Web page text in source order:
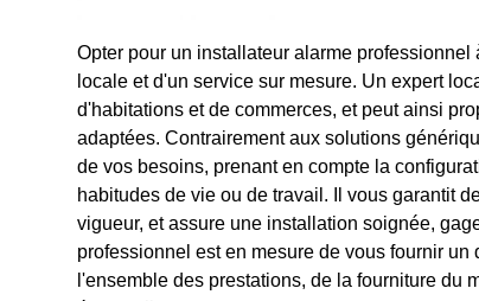
Opter pour un installateur alarme
locale et d'un service sur mesure. Un expert
d'habitations et de commerces, et peut ainsi
adaptées. Contrairement aux solutions
de vos besoins, prenant en compte la
habitudes de vie ou de travail. Il vous garantit
vigueur, et assure une installation soignée,
professionnel est en mesure de vous fournir
l'ensemble des prestations, de la fourniture du